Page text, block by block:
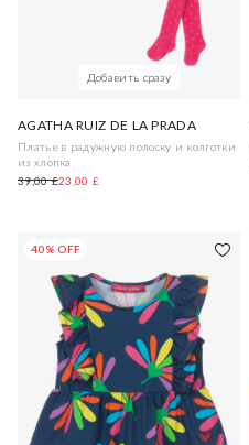
Добавить сразу
AGATHA RUIZ DE LA PRADA
Платье в радужную полоску и колготки
из хлопка
39,00 £23,00 £
40% OFF